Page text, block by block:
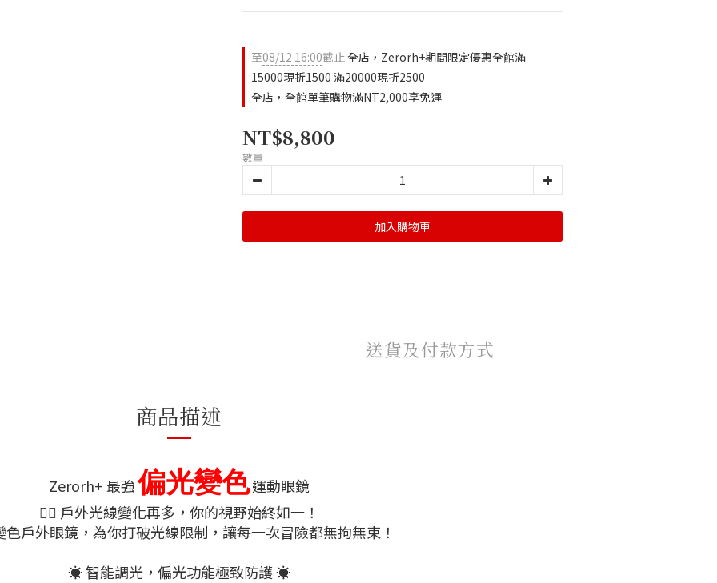
至08/12 16:00截止全店，Zerorh+期間限定優惠全館滿
15000現折1500 滿20000現折2500
全店，全館單筆購物滿NT2,000享免運
NT$8,800
數量
加入購物車
送貨及付款方式
商品描述
Zerorh+ 最強偏光變色運動眼鏡
🚴‍♂️ 戶外光線變化再多，你的視野始終如一！
色戶外眼鏡，為你打破光線限制，讓每一次冒險都無拘無束！
☀️ 智能調光，偏光功能極致防護 ☀️